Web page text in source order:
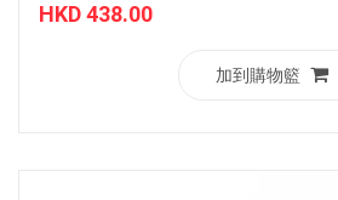
HKD 438.00
加到購物籃